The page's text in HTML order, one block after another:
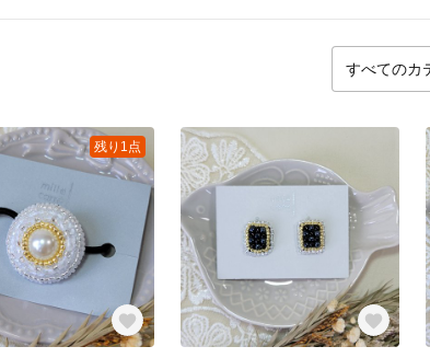
残り1点